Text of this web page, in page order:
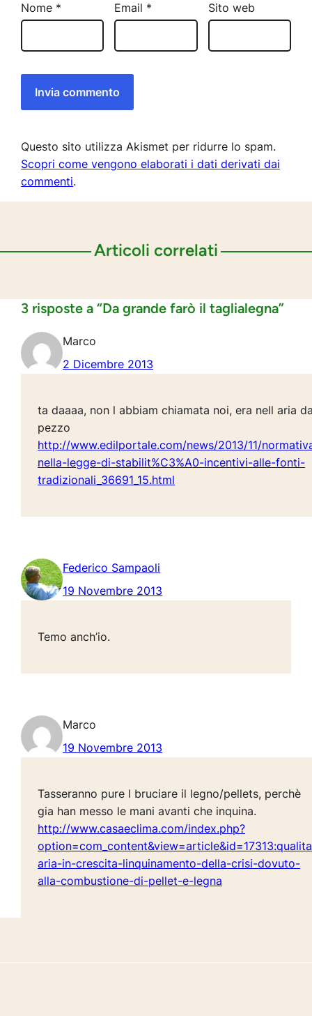
Nome * Email * Sito web
Questo sito utilizza Akismet per ridurre lo spam.
Scopri come vengono elaborati i dati derivati dai
commenti.
Articoli correlati
3 risposte a “Da grande farò il taglialegna”
Marco
2 Dicembre 2013
ta daaaa, non l abbiam chiamata noi, era nell aria
pezzo
http://www.edilportale.com/news/2013/11/
nella-legge-di-stabilit%C3%A0-incentivi-alle-fonti-
tradizionali_36691_15.html
Federico Sampaoli
19 Novembre 2013
Temo anch’io.
Marco
19 Novembre 2013
Tasseranno pure l bruciare il legno/pellets, perchè
gia han messo le mani avanti che inquina.
http://www.casaeclima.com/index.php?
aria-in-crescita-linquinamento-della-crisi-dovuto-
alla-combustione-di-pellet-e-legna